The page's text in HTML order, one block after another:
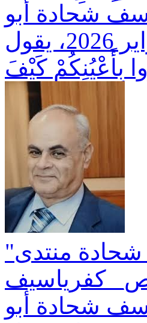
شحادة أبو
مارك، الذي رقد على رجاء القيامة يوم 18 فبراير 2026، يقول
بِأَعْيُنِكُمْ كَيْفَ
"ان الحجر لما خُتِم من اليهود" يوسف جريس شحادة منتدى
كفرياسيف
شحادة أبو